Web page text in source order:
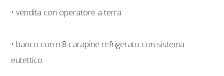
• vendita con operatore a terra
• banco con n.8 carapine refrigerato con sistema
eutettico